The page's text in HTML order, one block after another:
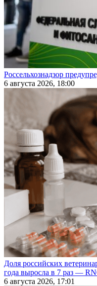
Россельхознадзор
6 августа 2026, 18:00
Доля российских
года выросла в 7 раз —
6 августа 2026, 17:01